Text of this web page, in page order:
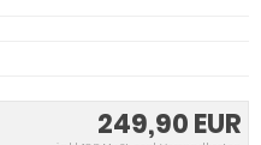
249,90 EUR